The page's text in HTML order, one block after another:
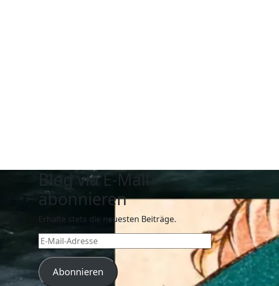
Blog via E-Mail
abonnieren
Erhalte stets die neuesten Beiträge.
E-
Mail-
Adresse
Abonnieren